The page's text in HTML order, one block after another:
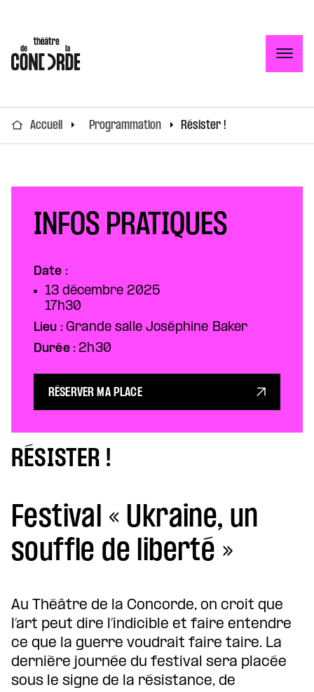
Accueil Programmation Résister !
RÉSISTER !
Festival « Ukraine, un
souffle de liberté »
Au Théâtre de la Concorde, on croit que
l’art peut dire l’indicible et faire entendre
ce que la guerre voudrait faire taire. La
dernière journée du festival sera placée
sous le signe de la résistance, de
INFOS PRATIQUES
Date :
13 décembre 2025
17h30
Lieu :Grande salle Joséphine Baker
Durée :2h30
RÉSERVER MA PLACE